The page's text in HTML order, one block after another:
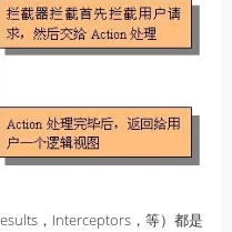
，Interceptors，等）都是